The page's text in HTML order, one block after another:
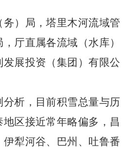
务）局 ，塔里木河流域管
厅直属各流域（水库）
展投资（集团）有限公
析， 目前积雪总量与历
区接近常年略偏多，昌
犁河谷、巴州、吐鲁番